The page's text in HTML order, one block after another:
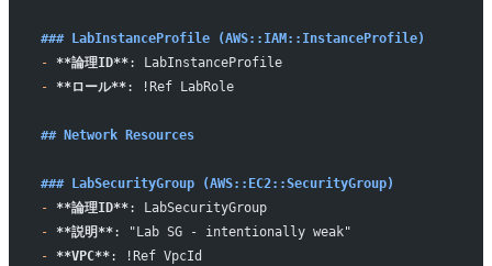
### LabInstanceProfile (AWS::IAM::InstanceProfile)
- **論理ID**: LabInstanceProfile
- **ロール**: !Ref LabRole
## Network Resources
### LabSecurityGroup (AWS::EC2::SecurityGroup)
- **論理ID**: LabSecurityGroup
- **説明**: "Lab SG - intentionally weak"
- **VPC**: !Ref VpcId